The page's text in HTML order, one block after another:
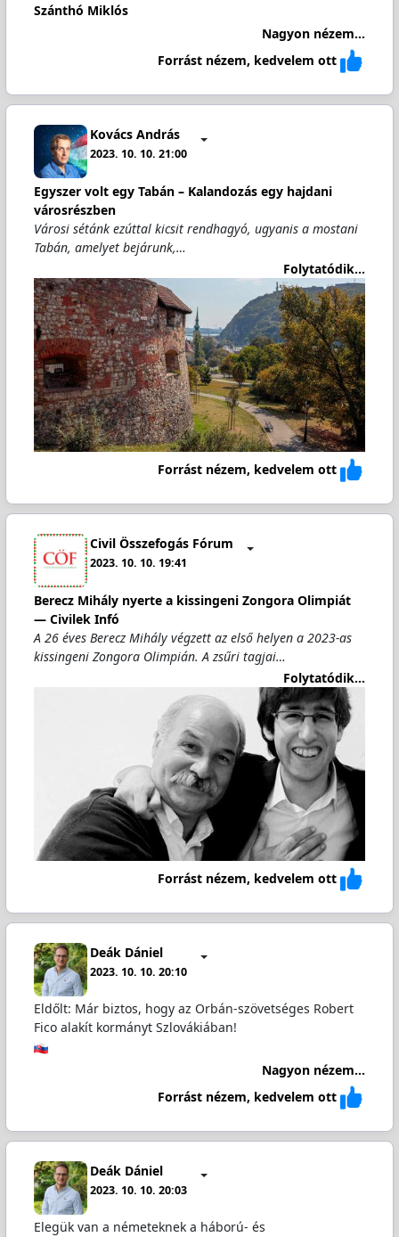
Szánthó Miklós
Nagyon nézem...
Forrást nézem, kedvelem ott
Kovács András
2023. 10. 10. 21:00
Egyszer volt egy Tabán – Kalandozás egy hajdani
városrészben
Városi sétánk ezúttal kicsit rendhagyó, ugyanis a mostani
Tabán, amelyet bejárunk,…
Folytatódik...
Forrást nézem, kedvelem ott
Civil Összefogás Fórum
2023. 10. 10. 19:41
Berecz Mihály nyerte a kissingeni Zongora Olimpiát
— Civilek Infó
A 26 éves Berecz Mihály végzett az első helyen a 2023-as
kissingeni Zongora Olimpián. A zsűri tagjai…
Folytatódik...
Forrást nézem, kedvelem ott
Deák Dániel
2023. 10. 10. 20:10
Eldőlt: Már biztos, hogy az Orbán-szövetséges Robert
Fico alakít kormányt Szlovákiában!
Nagyon nézem...
Forrást nézem, kedvelem ott
Deák Dániel
2023. 10. 10. 20:03
Elegük van a németeknek a háború- és